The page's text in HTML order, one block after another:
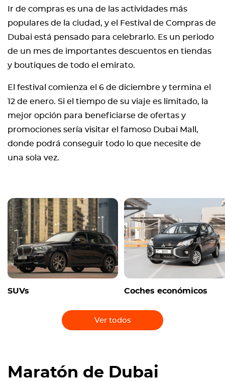
Ir de compras es una de las actividades más
populares de la ciudad, y el Festival de Compras de
Dubai está pensado para celebrarlo. Es un periodo
de un mes de importantes descuentos en tiendas
y boutiques de todo el emirato.
El festival comienza el 6 de diciembre y termina el
12 de enero. Si el tiempo de su viaje es limitado, la
mejor opción para beneficiarse de ofertas y
promociones sería visitar el famoso Dubai Mall,
donde podrá conseguir todo lo que necesite de
una sola vez.
SUVs Coches económicos
Ver todos
Maratón de Dubai